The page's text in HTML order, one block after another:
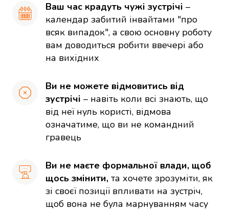
Ваш час крадуть чужі зустрічі –
календар забитий інвайтами "про
всяк випадок", а свою основну роботу
вам доводиться робити ввечері або
на вихідних
Ви не можете відмовитись від
зустрічі – навіть коли всі знають, що
від неї нуль користі, відмова
означатиме, що ви не командний
гравець
Ви не маєте формальної влади, щоб
щось змінити, та хочете зрозуміти, як
зі своєї позиції впливати на зустріч,
щоб вона не була марнуванням часу